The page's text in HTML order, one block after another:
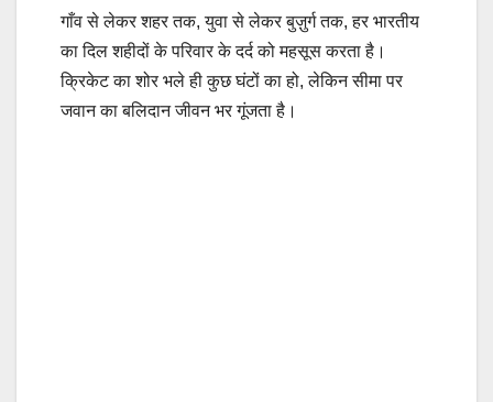
गाँव से लेकर शहर तक, युवा से लेकर बुज़ुर्ग तक, हर भारतीय
का दिल शहीदों के परिवार के दर्द को महसूस करता है।
क्रिकेट का शोर भले ही कुछ घंटों का हो, लेकिन सीमा पर
जवान का बलिदान जीवन भर गूंजता है।